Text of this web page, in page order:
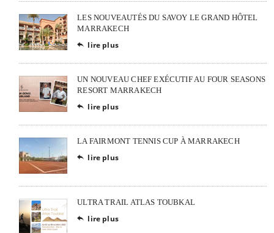
LES NOUVEAUTÉS DU SAVOY LE GRAND HÔTEL
MARRAKECH
 lire plus
UN NOUVEAU CHEF EXÉCUTIF AU FOUR SEASONS
RESORT MARRAKECH
 lire plus
LA FAIRMONT TENNIS CUP À MARRAKECH
 lire plus
ULTRA TRAIL ATLAS TOUBKAL
 lire plus